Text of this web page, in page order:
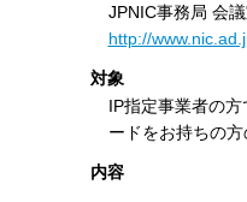
JPNIC事務局 会
http://
対象
IP指定事業者の
ードをお持ちの方
内容